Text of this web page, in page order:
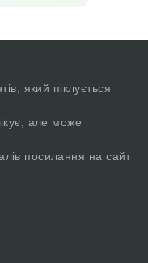
який піклується
але може
посилання на сайт